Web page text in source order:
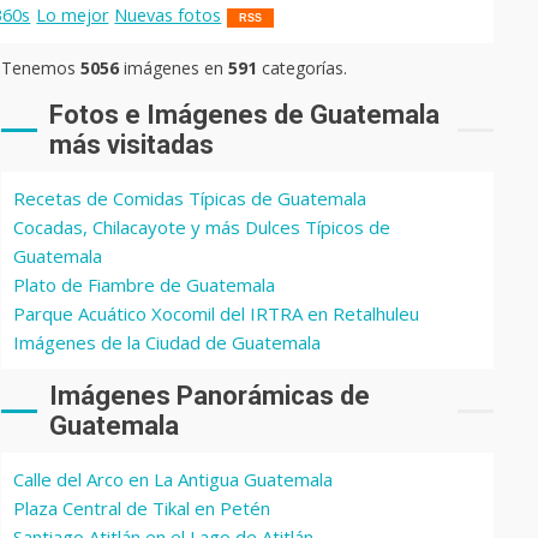
Lo mejor Nuevas fotos RSS
Tenemos5056 imágenes en591 categorías.
Fotos e Imágenes de Guatemala
más visitadas
Recetas de Comidas Típicas de Guatemala
Cocadas, Chilacayote y más Dulces Típicos de
Guatemala
Plato de Fiambre de Guatemala
Parque Acuático Xocomil del IRTRA en Retalhuleu
Imágenes de la Ciudad de Guatemala
Imágenes Panorámicas de
Guatemala
Calle del Arco en La Antigua Guatemala
Plaza Central de Tikal en Petén